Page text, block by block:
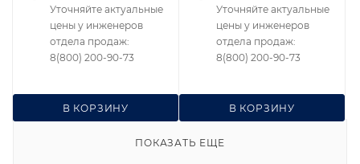
В КОРЗИНУ
Уточняйте актуальные
цены у инженеров
отдела продаж:
8(800) 200-90-73
В КОРЗИНУ
Уточняйте актуальные
цены у инженеров
отдела продаж:
8(800) 200-90-73
ПОКАЗАТЬ ЕЩЕ